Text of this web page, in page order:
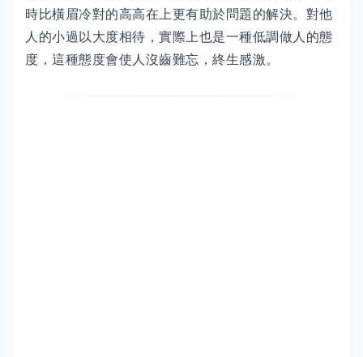
時比橫眉冷對的高高在上更有助於問題的解決。對他
人的小過以大度相待，實際上也是一種低調做人的態
度，這種態度會使人沒齒難忘，終生感激。